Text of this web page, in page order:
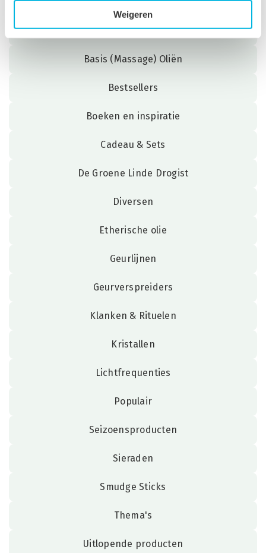
Weigeren
Aanbiedingen
Basis (Massage) Oliën
Bestsellers
Boeken en inspiratie
Cadeau & Sets
De Groene Linde Drogist
Diversen
Etherische olie
Geurlijnen
Geurverspreiders
Klanken & Rituelen
Kristallen
Lichtfrequenties
Populair
Seizoensproducten
Sieraden
Smudge Sticks
Thema's
Uitlopende producten